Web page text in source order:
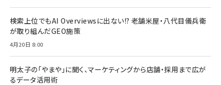
検索上位でもAI Overviewsに出ない!? 老舗米屋・八代目儀兵衛
が取り組んだGEO施策
4月20日 8:00
明太子の「やまや」に聞く、マーケティングから店舗・採用まで広が
るデータ活用術